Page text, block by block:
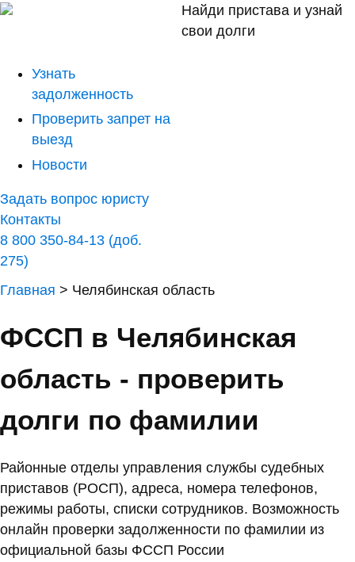
Найди пристава и узнай
свои долги
Узнать
задолженность
Проверить запрет на
выезд
Новости
Задать вопрос юристу
Контакты
8 800 350-84-13 (доб.
275)
Главная > Челябинская область
ФССП в Челябинская
область - проверить
долги по фамилии
Районные отделы управления службы судебных
приставов (РОСП), адреса, номера телефонов,
режимы работы, списки сотрудников. Возможность
онлайн проверки задолженности по фамилии из
официальной базы ФССП России